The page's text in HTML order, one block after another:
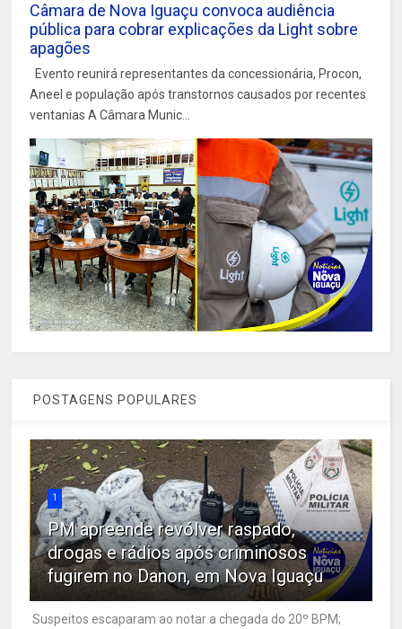
Câmara de Nova Iguaçu convoca audiência
pública para cobrar explicações da Light sobre
apagões
Evento reunirá representantes da concessionária, Procon,
Aneel e população após transtornos causados por recentes
ventanias A Câmara Munic...
POSTAGENS POPULARES
1
PM apreende revólver raspado,
drogas e rádios após criminosos
fugirem no Danon, em Nova Iguaçu
Suspeitos escaparam ao notar a chegada do 20º BPM;